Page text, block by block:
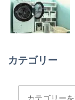
カテゴリー